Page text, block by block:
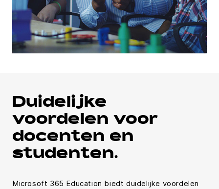
Duidelijke
voordelen voor
docenten en
studenten.
Microsoft 365 Education biedt duidelijke voordelen